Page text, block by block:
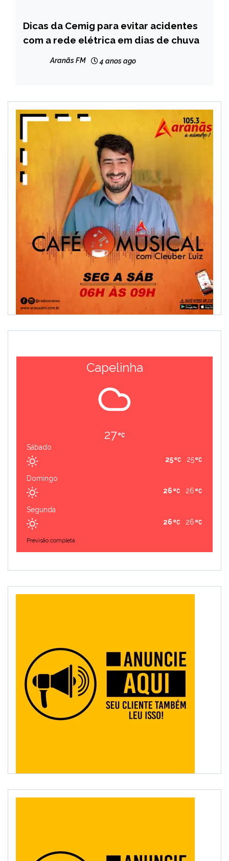
BRASIL
MINAS
Dicas da Cemig para evitar acidentes
com a rede elétrica em dias de chuva
Aranãs FM 4 anos ago
Capelinha
27
Sábado
25
25
Domingo
26
26
Segunda
26
26
Previsão completa